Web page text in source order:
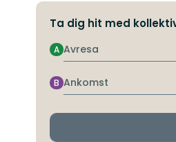
Ta dig hit med
Avresa
A
Ankomst
B